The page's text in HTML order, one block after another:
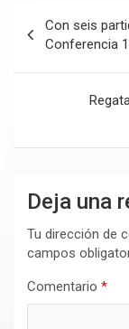
de
entradas
Con seis
Conferencia 1
Deja una
Tu dirección de
campos
Comentario *